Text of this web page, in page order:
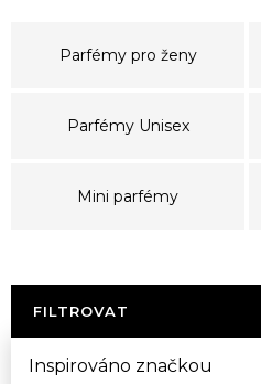
Parfémy pro ženy
Parfémy Unisex
Mini parfémy
FILTROVAT
Inspirováno značkou